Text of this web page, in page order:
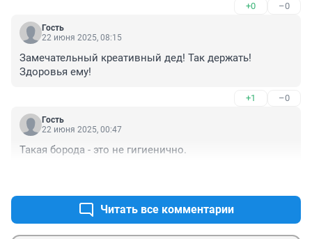
+0 –0
Гость
22 июня 2025, 08:15
Замечательный креативный дед! Так держать!
Здоровья ему!
+1 –0
Гость
22 июня 2025, 00:47
Такая борода - это не гигиенично.
Читать все комментарии